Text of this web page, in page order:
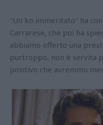
"Un ko immeritato" ha
Carrarese, che poi ha
abbiamo offerto una
purtroppo, non è servita
positivo che avremmo